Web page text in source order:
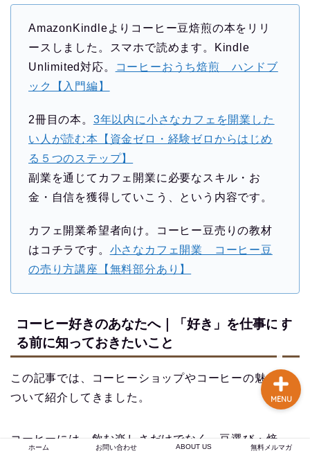
AmazonKindleよりコーヒー豆焙煎の本をリリ
ースしました。スマホで読めます。Kindle
Unlimited対応。
コーヒーおうち焙煎 ハンドブ
ック【入門編】
2冊目の本。 3年以内に小さなカフェを開業した
い人が読む本【資金ゼロ・経験ゼロからはじめ
る５つのステップ】
副業を通じてカフェ開業に必要なスキル・お
金・自信を獲得していこう、という内容です。
カフェ開業希望者向け。コーヒー豆売りの教材
はコチラです。 小さなカフェ開業 コーヒー豆
の売り方講座【無料部分あり】
コーヒー好きのあなたへ｜「好き」を仕事にす
る前に知っておきたいこと
この記事では、コーヒーショップやコーヒーの魅力に
ついて紹介してきました。
コーヒーには、飲む楽しさだけでなく、豆選び・焙
ホーム お問い合わせ ABOUT US 無料メルマガ
MENU
【永久保存版】自家焙煎
コーヒーショップ開業の
【完全版】小さなカフェ
開業準備・必要なもの一
覧。未経験でもOK！体験
コーヒー焙煎のやり方
ロまで完全解説】
【焙煎士歴16年のプロが
実現】 あなたの店のブラ
ンド力を高める、オーダ
レンドコーヒー豆卸売り